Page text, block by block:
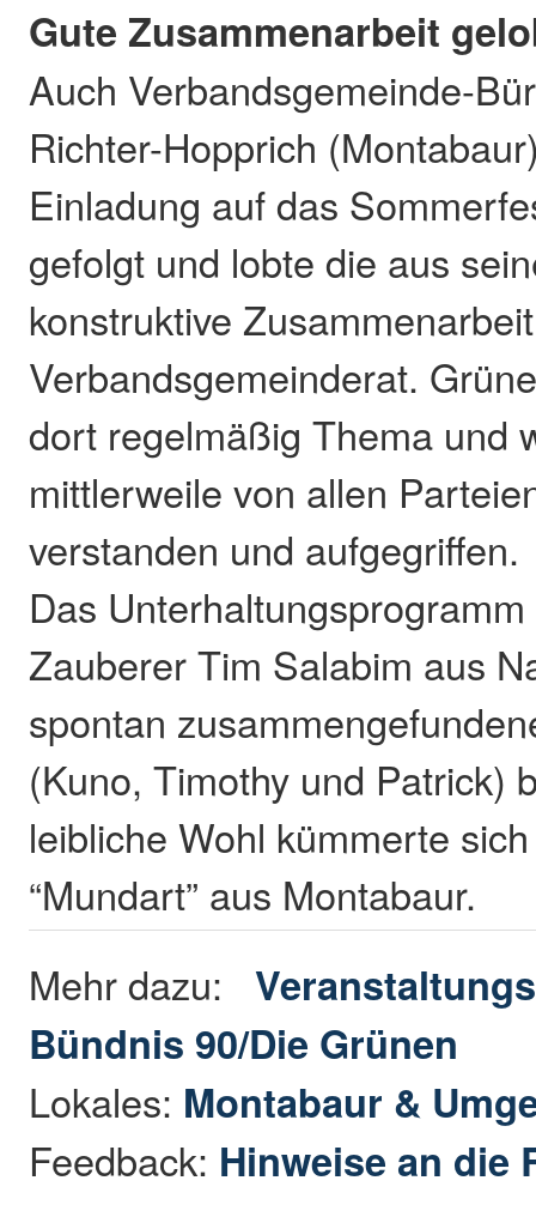
Gute Zusammenarbeit
Auch Verbandsgemeinde-
Richter-Hopprich
Einladung auf das
gefolgt und lobte die aus
konstruktive
Verbandsgemeinderat.
dort regelmäßig Thema und
mittlerweile von allen
verstanden und aufgegriffen.
Das
Zauberer Tim Salabim aus
spontan
(Kuno, Timothy und Patrick)
leibliche Wohl kümmerte
“Mundart” aus Montabaur.
Mehr dazu:
Bündnis 90/Die Grünen
Lokales: Montabaur &
Feedback: Hinweise an die